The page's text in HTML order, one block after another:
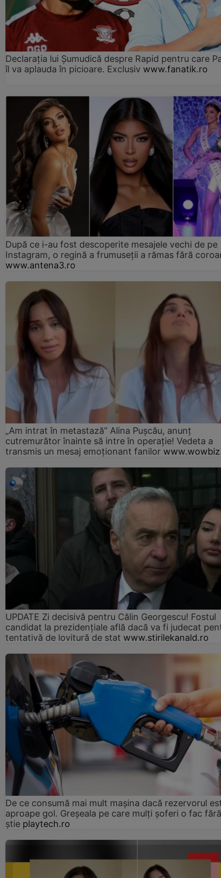
Declarația lui Șumudică despre Rapid pentru care
îl va aplauda în picioare. Exclusiv www.fanatik.ro
După ce i-au fost descoperite mesajele vechi de pe
Instagram, o regină a frumuseții a rămas fără
www.antena3.ro
„Am intrat în metastază” Alina Pușcău, anunț
cutremurător înainte să intre în operație! Vedeta a
transmis un mesaj emoționant fanilor
UPDATE Zi decisivă pentru Călin Georgescu! Fostul
candidat la prezidențiale află dacă va fi judecat
tentativă de lovitură de stat www.stirilekanald.ro
De ce consumă mai mult mașina dacă rezervorul
aproape gol. Greșeala pe care mulți șoferi o fac
știe playtech.ro